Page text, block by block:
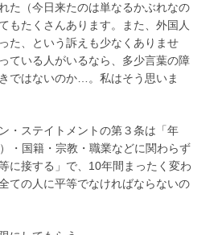
た（今日来たのは単なるかぶれなの
もたくさんあります。また、外国人
た、という訴えも少なくありませ
ている人がいるなら、多少言葉の障
ではないのか…。私はそう思いま
・ステイトメントの第３条は「年
・国籍・宗教・職業などに関わらず
に接する」で、10年間まったく変わ
ての人に平等でなければならないの